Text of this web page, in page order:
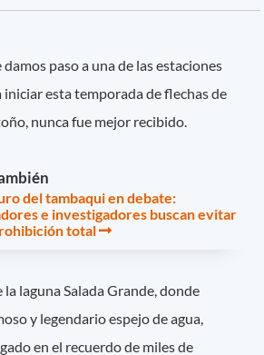
damos paso a una de las estaciones
iniciar esta temporada de flechas de
nunca fue mejor recibido.
del tambaqui en debate:
e investigadores buscan evitar
total
la laguna Salada Grande, donde
y legendario espejo de agua,
en el recuerdo de miles de